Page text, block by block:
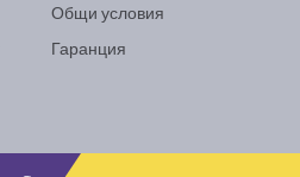
Общи условия
Гаранция